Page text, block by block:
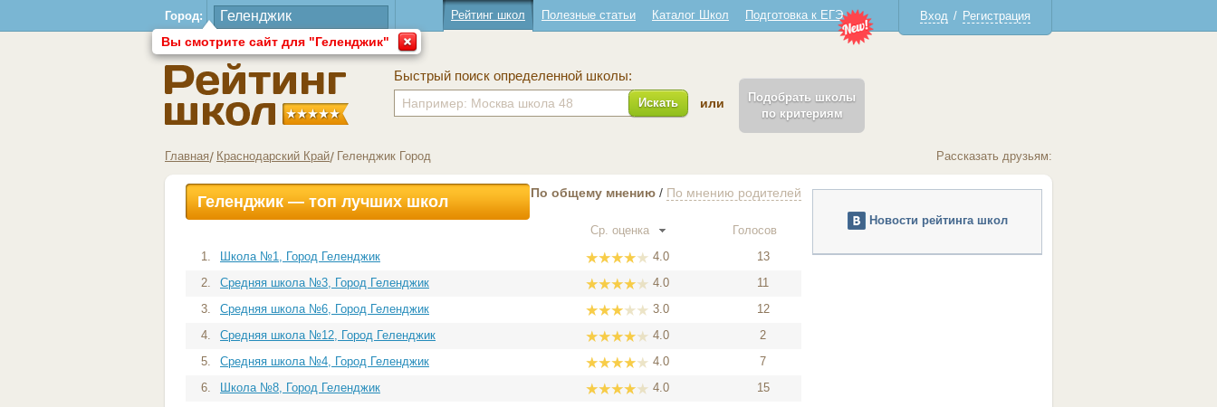
Город:
Вы смотрите сайт для "Геленджик"
Вход / Регистрация
Рейтинг школ Полезные статьи Каталог Школ Подготовка к ЕГЭ
Быстрый поиск определенной школы:
Искать или
Подобрать школы
по критериям
Главная Краснодарский Край Геленджик Город Рассказать друзьям:
Геленджик — топ лучших школ По общему мнению / По мнению родителей
Ср. оценка
Голосов
1.
Школа №1, Город Геленджик 4.0
13
2.
Средняя школа №3, Город Геленджик 4.0
11
3.
Средняя школа №6, Город Геленджик 3.0
12
4.
Средняя школа №12, Город Геленджик 4.0
2
5.
Средняя школа №4, Город Геленджик 4.0
7
6.
Школа №8, Город Геленджик 4.0
15
Новости рейтинга школ